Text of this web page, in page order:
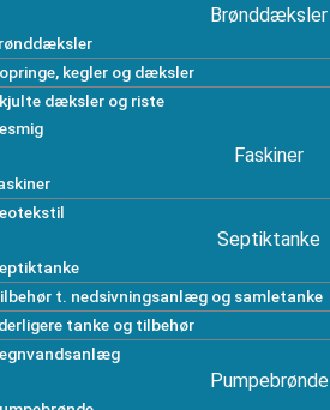
Brønddæksler
kegler og dæksler
dæksler og riste
Faskiner
Septiktanke
t. nedsivningsanlæg og samletanke
tanke og tilbehør
Pumpebrønde